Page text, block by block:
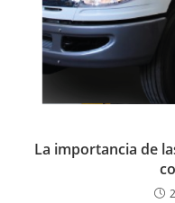
La importancia de